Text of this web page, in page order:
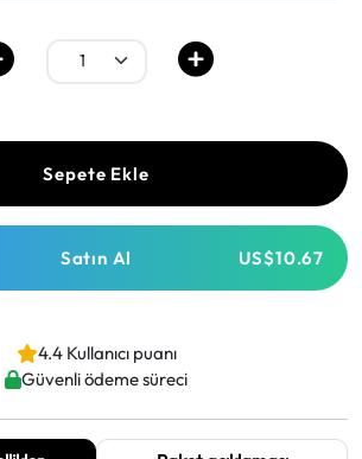
Sepete Ekle
Satın Al US$10.67
4.4 Kullanıcı puanı
Güvenli ödeme süreci